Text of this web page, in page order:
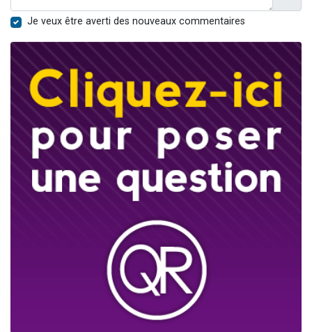
Je veux être averti des nouveaux commentaires